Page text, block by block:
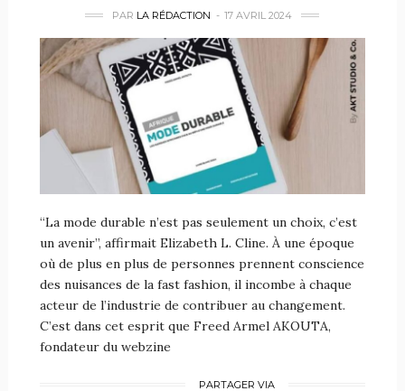
PAR LA RÉDACTION 17 AVRIL 2024
“La mode durable n’est pas seulement un choix, c’est
un avenir”, affirmait Elizabeth L. Cline. À une époque
où de plus en plus de personnes prennent conscience
des nuisances de la fast fashion, il incombe à chaque
acteur de l’industrie de contribuer au changement.
C’est dans cet esprit que Freed Armel AKOUTA,
fondateur du webzine
PARTAGER VIA